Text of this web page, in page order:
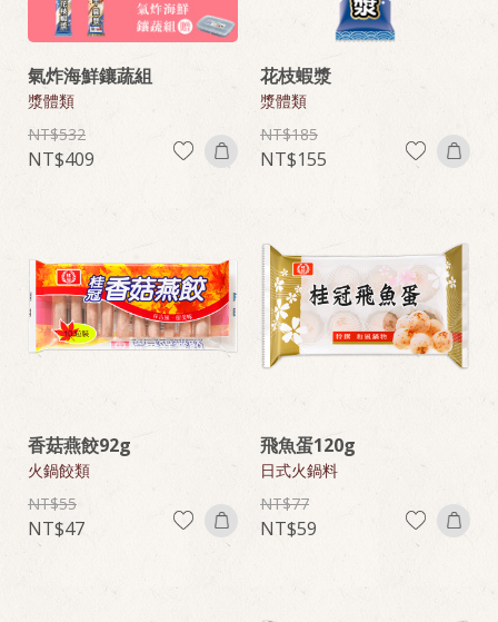
氣炸海鮮鑲蔬組
漿體類
532
409
花枝蝦漿
漿體類
185
155
香菇燕餃92g
火鍋餃類
55
47
飛魚蛋120g
日式火鍋料
77
59